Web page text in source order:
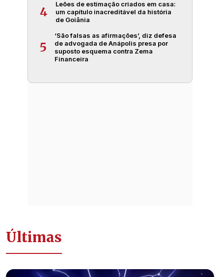
4
Leões de estimação criados em casa:
um capítulo inacreditável da história
de Goiânia
5
‘São falsas as afirmações’, diz defesa
de advogada de Anápolis presa por
suposto esquema contra Zema
Financeira
Últimas